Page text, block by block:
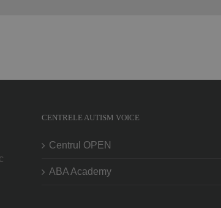
CENTRELE AUTISM VOICE
Centrul OPEN
ABA Academy